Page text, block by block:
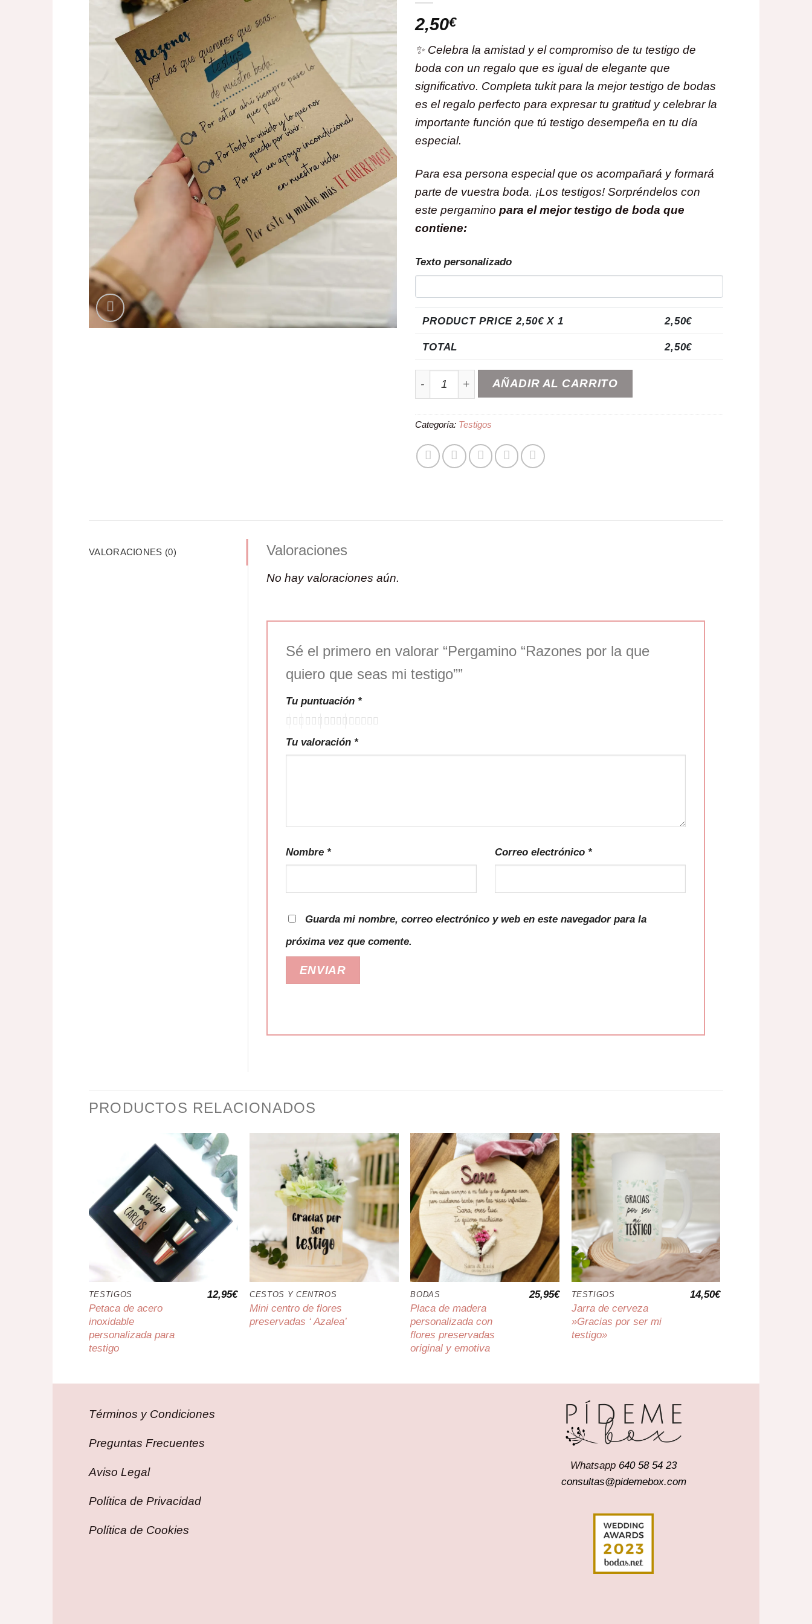
2,50€
✨ Celebra la amistad y el compromiso de tu testigo de
boda con un regalo que es igual de elegante que
significativo. Completa tukit para la mejor testigo de bodas
es el regalo perfecto para expresar tu gratitud y celebrar la
importante función que tú testigo desempeña en tu día
especial.
Para esa persona especial que os acompañará y formará
parte de vuestra boda. ¡Los testigos! Sorpréndelos con
este pergamino para el mejor testigo de boda que
contiene:
Texto personalizado
PRODUCT PRICE2,50€ X 1 2,50€
TOTAL 2,50€
Pergamino “Razones por la que quiero que seas mi testigo” cantidad
AÑADIR AL CARRITO
Categoría: Testigos
VALORACIONES (0) Valoraciones
No hay valoraciones aún.
Sé el primero en valorar “Pergamino “Razones por la que
quiero que seas mi testigo””
Tu puntuación *
Tu valoración *
Nombre * Correo electrónico *
Guarda mi nombre, correo electrónico y web en este navegador para la
próxima vez que comente.
PRODUCTOS RELACIONADOS
TESTIGOS
Petaca de acero
inoxidable
personalizada para
testigo
12,95€ CESTOS Y CENTROS
Mini centro de flores
preservadas ‘ Azalea’
BODAS
Placa de madera
personalizada con
flores preservadas
original y emotiva
25,95€ TESTIGOS
Jarra de cerveza
»Gracias por ser mi
testigo»
14,50€
Términos y Condiciones
Preguntas Frecuentes
Aviso Legal
Política de Privacidad
Política de Cookies
Whatsapp 640 58 54 23
consultas@pidemebox.com